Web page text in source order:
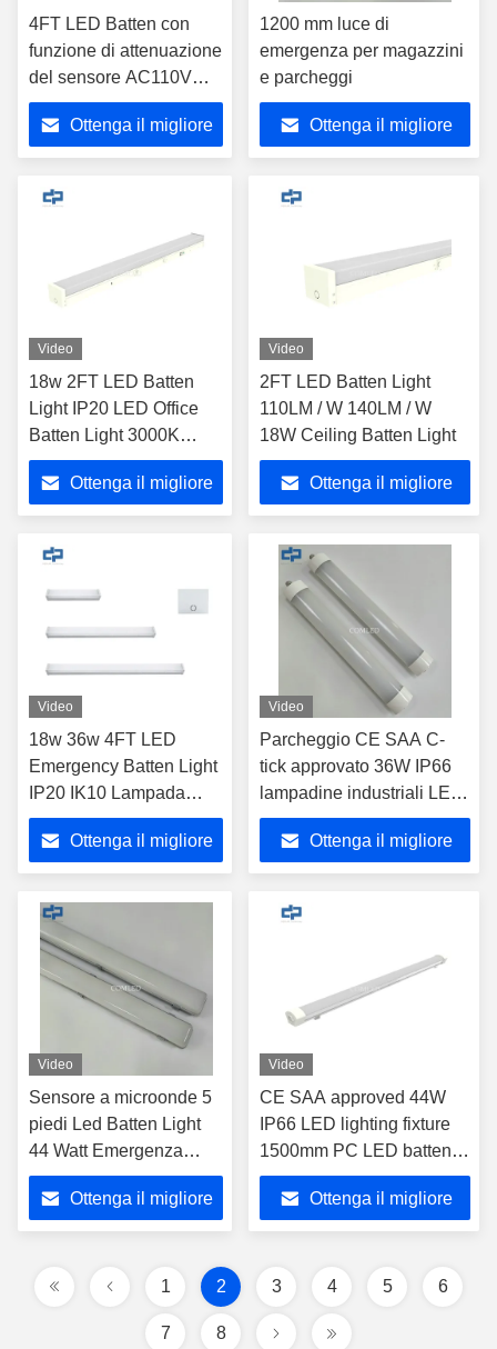
4FT LED Batten con
funzione di attenuazione
del sensore AC110V
36w LED Batten Light
Ottenga il migliore
1200 mm luce di
emergenza per magazzini
e parcheggi
Ottenga il migliore
Video
18w 2FT LED Batten
Light IP20 LED Office
Batten Light 3000K
4000K 5000K 6000K
Ottenga il migliore
Video
2FT LED Batten Light
110LM / W 140LM / W
18W Ceiling Batten Light
Ottenga il migliore
Video
18w 36w 4FT LED
Emergency Batten Light
IP20 IK10 Lampada
lineare per ufficio
Ottenga il migliore
Video
Parcheggio CE SAA C-
tick approvato 36W IP66
lampadine industriali LED
1200mm Lampada a LED
lineare impermeabile
magazzino sottile
Fabbricazione di
superficie Montare a prova
di vapore lampadina a
prova di vapore facile
manutenzione
Ottenga il migliore
Video
Sensore a microonde 5
piedi Led Batten Light
44 Watt Emergenza
Batten Light
Ottenga il migliore
Video
CE SAA approved 44W
IP66 LED lighting fixture
1500mm PC LED batten
light tunnel lighting linear
LED batten Fixture Vapor
Tight parking lot LED
Ottenga il migliore
1 2 3 4 5 6
7 8